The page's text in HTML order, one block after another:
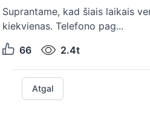
Suprantame, kad šiais laikais
kiekvienas. Telefono pag...
66
2.4t
Atgal